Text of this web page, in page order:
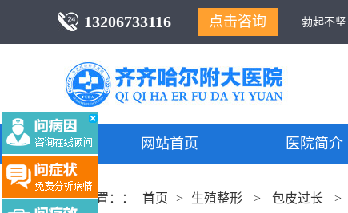
13206733116 点击咨询 勃起不坚 |
网站首页 医院简介
当前位置：： 首页 > 生殖整形 > 包皮过长 >